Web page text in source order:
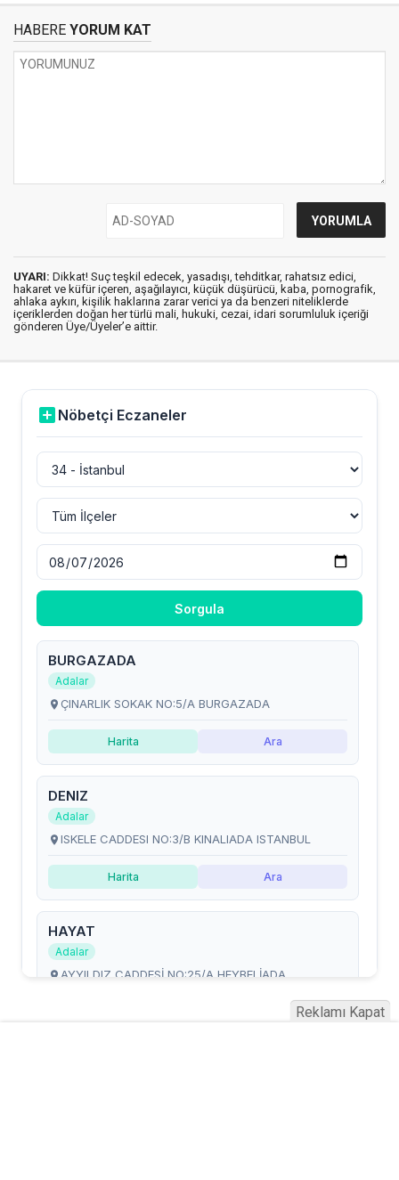
HABERE YORUM KAT
UYARI: Dikkat! Suç teşkil edecek, yasadışı, tehditkar, rahatsız edici,
hakaret ve küfür içeren, aşağılayıcı, küçük düşürücü, kaba, pornografik,
ahlaka aykırı, kişilik haklarına zarar verici ya da benzeri niteliklerde
içeriklerden doğan her türlü mali, hukuki, cezai, idari sorumluluk içeriği
gönderen Üye/Üyeler’e aittir.
Reklamı Kapat